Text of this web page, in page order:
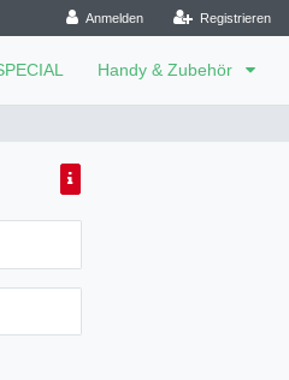
Anmelden Registrieren
Handy & Zubehör